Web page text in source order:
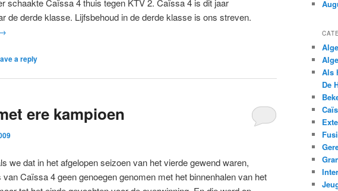
schaakte Caïssa 4 thuis tegen KTV 2. Caïssa 4 is dit jaar
de derde klasse. Lijfsbehoud in de derde klasse is ons streven.
a reply
ere kampioen
we dat in het afgelopen seizoen van het vierde gewend waren,
van Caïssa 4 geen genoegen genomen met het binnenhalen van het
Als
De